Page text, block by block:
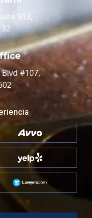
913,
#107,